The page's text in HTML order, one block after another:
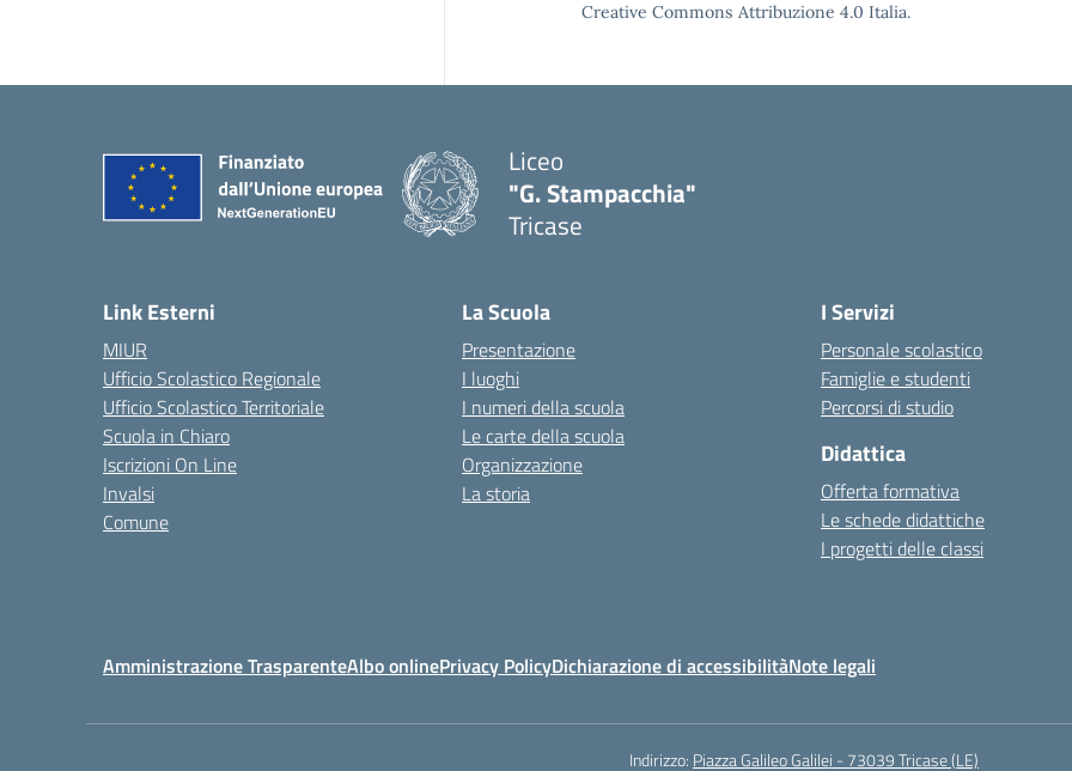
Creative Commons Attribuzione 4.0 Italia.
Liceo
"G. Stampacchia"
Tricase
Link Esterni
MIUR
Ufficio Scolastico Regionale
Ufficio Scolastico Territoriale
Scuola in Chiaro
Iscrizioni On Line
Invalsi
Comune
La Scuola
Presentazione
I luoghi
I numeri della scuola
Le carte della scuola
Organizzazione
La storia
I Servizi
Personale scolastico
Famiglie e studenti
Percorsi di studio
Didattica
Offerta formativa
Le schede didattiche
I progetti delle classi
Amministrazione TrasparenteAlbo onlinePrivacy PolicyDichiarazione di accessibilitàNote legali
Indirizzo: Piazza Galileo Galilei - 73039 Tricase (LE)